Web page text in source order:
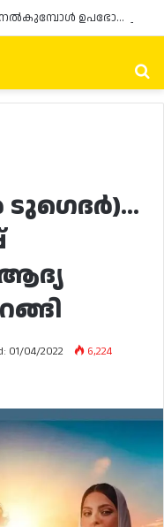
പ്രൊമോഷനുകളും ഓഫറുകളും നൽകുമ്പോൾ ഉപഭോക്താക്കളുടെ അവകാശങ്ങൾ ഉറപ്പാക്കണമെന്ന് ഖത്തർ വാണിജ്യ വ്യവസായ മന്ത്രാലയത്തിന്റെ (MoCI) നിർദ്ദേശം
ടുഗെദർ)…
ആദ്യ
01/04/2022
6,224